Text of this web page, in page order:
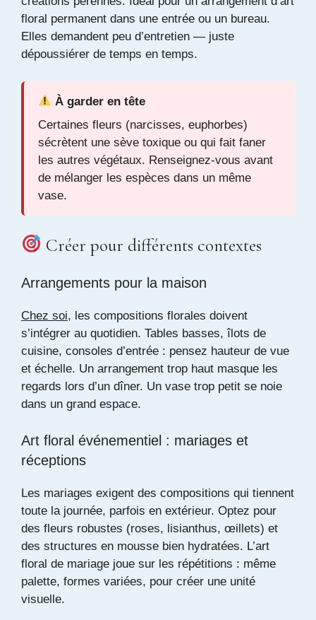
floral permanent dans une entrée ou un bureau.
Elles demandent peu d’entretien — juste
dépoussiérer de temps en temps.
À garder en tête
Certaines fleurs (narcisses, euphorbes)
sécrètent une sève toxique ou qui fait faner
les autres végétaux. Renseignez-vous avant
de mélanger les espèces dans un même
vase.
Créer pour différents contextes
Arrangements pour la maison
Chez soi, les compositions florales doivent
s’intégrer au quotidien. Tables basses, îlots de
cuisine, consoles d’entrée : pensez hauteur de vue
et échelle. Un arrangement trop haut masque les
regards lors d’un dîner. Un vase trop petit se noie
dans un grand espace.
Art floral événementiel : mariages et
réceptions
Les mariages exigent des compositions qui tiennent
toute la journée, parfois en extérieur. Optez pour
des fleurs robustes (roses, lisianthus, œillets) et
des structures en mousse bien hydratées. L’art
floral de mariage joue sur les répétitions : même
palette, formes variées, pour créer une unité
visuelle.